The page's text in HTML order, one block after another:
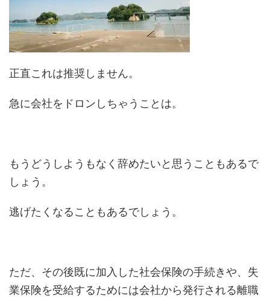
正直これは推奨しません。
急に会社をドロンしちゃうことは。
もうどうしようもなく辞めたいと思うこともあるで
しょう。
逃げたくなることもあるでしょう。
ただ、その後既に加入した社会保険の手続きや、失
業保険を受給するためには会社から発行される離職